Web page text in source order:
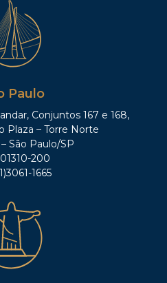
Paulo
Conjuntos 167 e 168,
Plaza – Torre Norte
São Paulo/SP
200
1665